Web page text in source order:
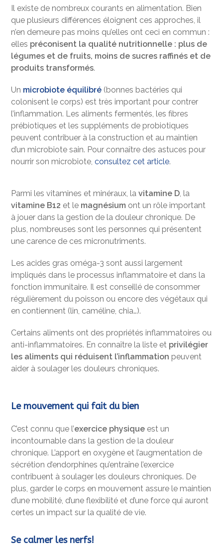
Il existe de nombreux courants en alimentation. Bien
que plusieurs différences éloignent ces approches, il
n’en demeure pas moins qu’elles ont ceci en commun :
elles préconisent la qualité nutritionnelle : plus de
légumes et de fruits, moins de sucres raffinés et de
produits transformés.
Un microbiote équilibré (bonnes bactéries qui
colonisent le corps) est très important pour contrer
l’inflammation. Les aliments fermentés, les fibres
prébiotiques et les suppléments de probiotiques
peuvent contribuer à la construction et au maintien
d’un microbiote sain. Pour connaître des astuces pour
nourrir son microbiote,consultez cet article.
Parmi les vitamines et minéraux, lavitamine D, la
vitamine B12 et le magnésium ont un rôle important
à jouer dans la gestion de la douleur chronique. De
plus, nombreuses sont les personnes qui présentent
une carence de ces micronutriments.
Les acides gras oméga-3 sont aussi largement
impliqués dans le processus inflammatoire et dans la
fonction immunitaire. Il est conseillé de consommer
régulièrement du poisson ou encore des végétaux qui
en contiennent (lin, caméline, chia…).
Certains aliments ont des propriétés inflammatoires ou
anti-inflammatoires. En connaître la liste et privilégier
les aliments qui réduisent l’inflammation peuvent
aider à soulager les douleurs chroniques.
Le mouvement qui fait du bien
C’est connu que l’exercice physique est un
incontournable dans la gestion de la douleur
chronique. L’apport en oxygène et l’augmentation de
sécrétion d’endorphines qu’entraîne l’exercice
contribuent à soulager les douleurs chroniques. De
plus, garder le corps en mouvement assure le maintien
d’une mobilité, d’une flexibilité et d’une force qui auront
certes un impact sur la qualité de vie.
Se calmer les nerfs!